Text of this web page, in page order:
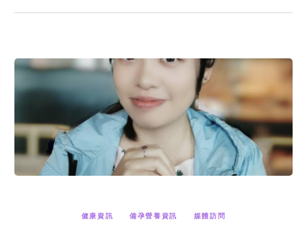
健康資訊 備孕營養資訊 媒體訪問